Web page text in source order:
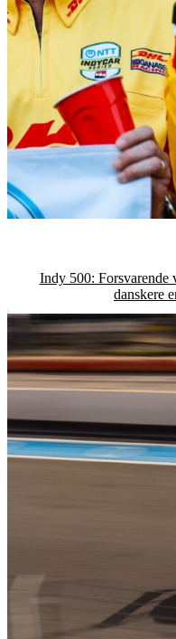
Indy 500: Forsvarende
danskere